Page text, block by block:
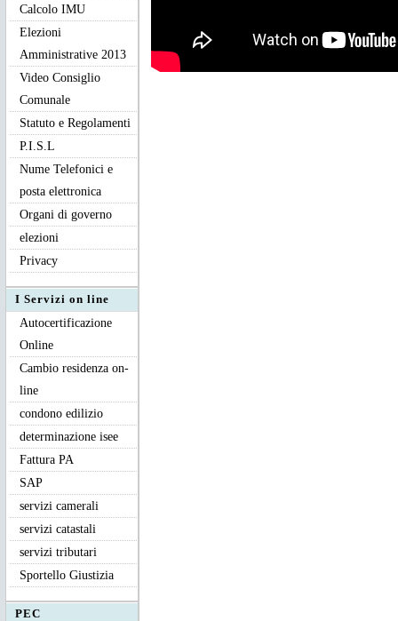
Calcolo IMU
Elezioni
Amministrative 2013
Video Consiglio
Comunale
Statuto e Regolamenti
P.I.S.L
Nume Telefonici e
posta elettronica
Organi di governo
elezioni
Privacy
I Servizi on line
Autocertificazione
Online
Cambio residenza on-
line
condono edilizio
determinazione isee
Fattura PA
SAP
servizi camerali
servizi catastali
servizi tributari
Sportello Giustizia
PEC